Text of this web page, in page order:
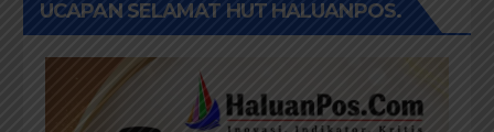
UCAPAN SELAMAT HUT HALUANPOS.